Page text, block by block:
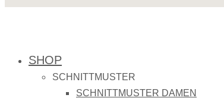
SHOP
SCHNITTMUSTER
SCHNITTMUSTER DAMEN